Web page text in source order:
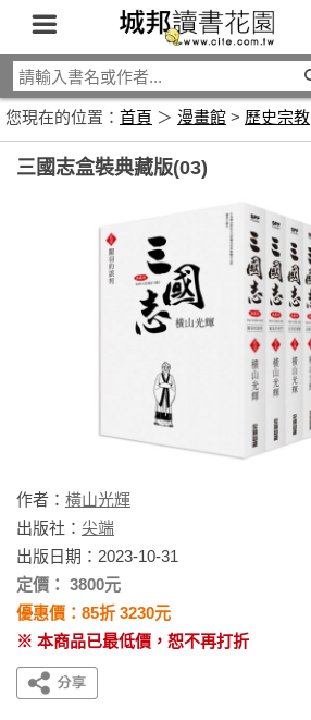
您現在的位置： 首頁 ＞ 漫畫館 > 歷史宗教
三國志盒裝典藏版(03)
作者： 橫山光輝
出版社： 尖端
出版日期：2023-10-31
定價： 3800元
優惠價：85折 3230元
※ 本商品已最低價，恕不再打折